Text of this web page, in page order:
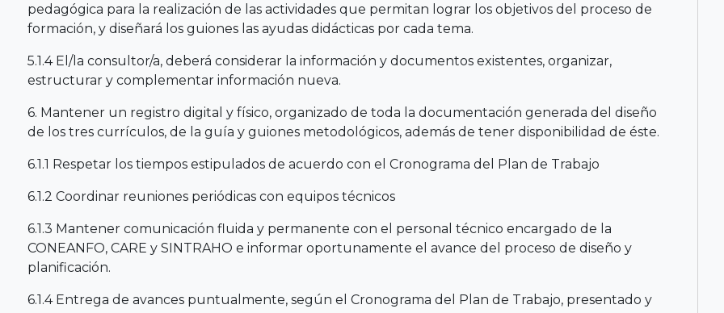
pedagógica para la realización de las actividades que permitan lograr los objetivos del proceso de
formación, y diseñará los guiones las ayudas didácticas por cada tema.
5.1.4 El/la consultor/a, deberá considerar la información y documentos existentes, organizar,
estructurar y complementar información nueva.
6. Mantener un registro digital y físico, organizado de toda la documentación generada del diseño
de los tres currículos, de la guía y guiones metodológicos, además de tener disponibilidad de éste.
6.1.1 Respetar los tiempos estipulados de acuerdo con el Cronograma del Plan de Trabajo
6.1.2 Coordinar reuniones periódicas con equipos técnicos
6.1.3 Mantener comunicación fluida y permanente con el personal técnico encargado de la
CONEANFO, CARE y SINTRAHO e informar oportunamente el avance del proceso de diseño y
planificación.
6.1.4 Entrega de avances puntualmente, según el Cronograma del Plan de Trabajo, presentado y